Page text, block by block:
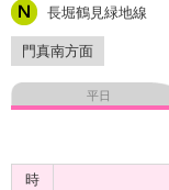
長堀鶴見緑地線
門真南方面
平日
時